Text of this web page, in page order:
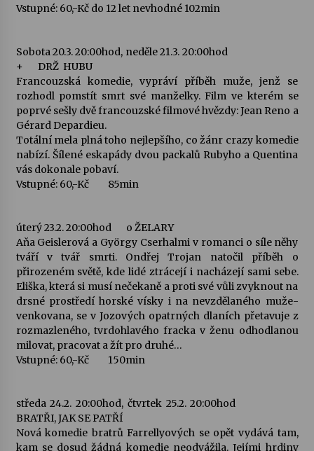
Vstupné: 60,-Kč do 12 let nevhodné 102min
Sobota 20.3. 20:00hod, neděle 21.3. 20:00hod
+ DRŽ HUBU
Francouzská komedie, vypráví příběh muže, jenž se
rozhodl pomstít smrt své manželky. Film ve kterém se
poprvé sešly dvě francouzské filmové hvězdy: Jean Reno a
Gérard Depardieu.
Totální mela plná toho nejlepšího, co žánr crazy komedie
nabízí. Šílené eskapády dvou packalů Rubyho a Quentina
vás dokonale pobaví.
Vstupné: 60,-Kč 85min
úterý 23.2. 20:00hod o ŽELARY
Aňa Geislerová a György Cserhalmi v romanci o síle něhy
tváří v tvář smrti. Ondřej Trojan natočil příběh o
přirozeném světě, kde lidé ztrácejí i nacházejí sami sebe.
Eliška, která si musí nečekaně a proti své vůli zvyknout na
drsné prostředí horské vísky i na nevzdělaného muže-
venkovana, se v Jozových opatrných dlaních přetavuje z
rozmazleného, tvrdohlavého fracka v ženu odhodlanou
milovat, pracovat a žít pro druhé…
Vstupné: 60,-Kč 150min
středa 24.2. 20:00hod, čtvrtek 25.2. 20:00hod
BRATŘI, JAK SE PATŘÍ
Nová komedie bratrů Farrellyových se opět vydává tam,
kam se dosud žádná komedie neodvážila. Jejími hrdiny